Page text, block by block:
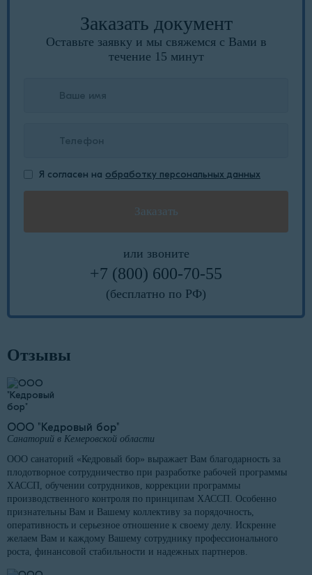
Заказать документ
Оставьте заявку и мы свяжемся с Вами в
течение 15 минут
Я согласен на обработку персональных данных
или звоните
+7 (800) 600-70-55
(бесплатно по РФ)
Отзывы
ООО "Кедровый бор"
Санаторий в Кемеровской области
ООО санаторий «Кедровый бор» выражает Вам благодарность за
плодотворное сотрудничество при разработке рабочей программы
ХАССП, обучении сотрудников, коррекции программы
производственного контроля по принципам ХАССП. Особенно
признательны Вам и Вашему коллективу за порядочность,
оперативность и серьезное отношение к своему делу. Искренне
желаем Вам и каждому Вашему сотруднику профессионального
роста, финансовой стабильности и надежных партнеров.